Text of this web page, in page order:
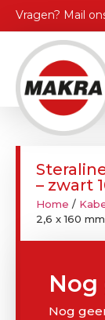
Vragen? Mail
– zwart
Home /
2,6 x 160
Nog
Nog